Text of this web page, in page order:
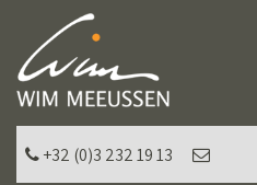
+32 (0)3 232 19 13